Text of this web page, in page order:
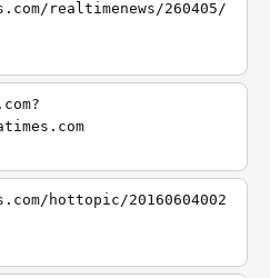
realtimenews/260405/
hottopic/20160604002